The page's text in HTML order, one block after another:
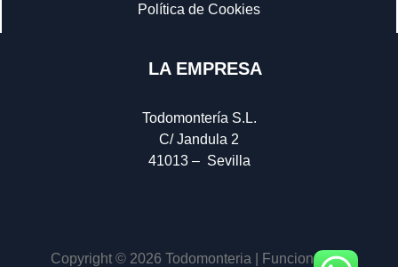
Política de Cookies
LA EMPRESA
Todomontería S.L.
C/ Jandula 2
41013 – Sevilla
Copyright © 2026 Todomonteria | Funciona con